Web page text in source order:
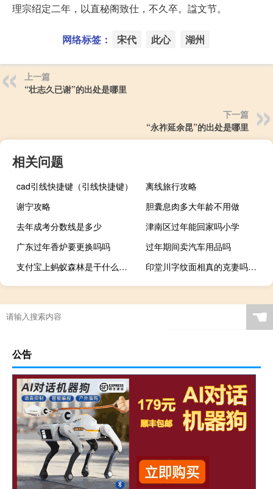
理宗绍定二年，以直秘阁致仕，不久卒。諡文节。
网络标签： 宋代 此心 湖州
上一篇
“壮志久已谢”的出处是哪里
下一篇
“永祚延余昆”的出处是哪里
相关问题
cad引线快捷键（引线快捷键）
离线旅行攻略
谢宁攻略
胆囊息肉多大年龄不用做
去年成考分数线是多少
津南区过年能回家吗小学
广东过年香炉要更换吗吗
过年期间卖汽车用品吗
支付宝上蚂蚁森林是干什么用的
印堂川字纹面相真的克妻吗（印堂川字纹面相）
☚
公告